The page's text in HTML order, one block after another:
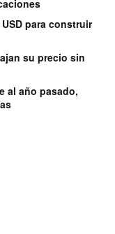
para construir
su precio sin
al año pasado,